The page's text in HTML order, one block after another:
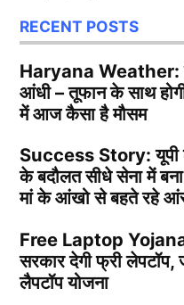
RECENT POSTS
Haryana Weather:
आंधी – तूफान के साथ होगी
में आज कैसा है मौसम
Success Story: यूपी
के बदौलत सीधे सेना में
मां के आंखो से बहते रहे
Free Laptop
सरकार देगी फ्री
लैपटॉप योजना